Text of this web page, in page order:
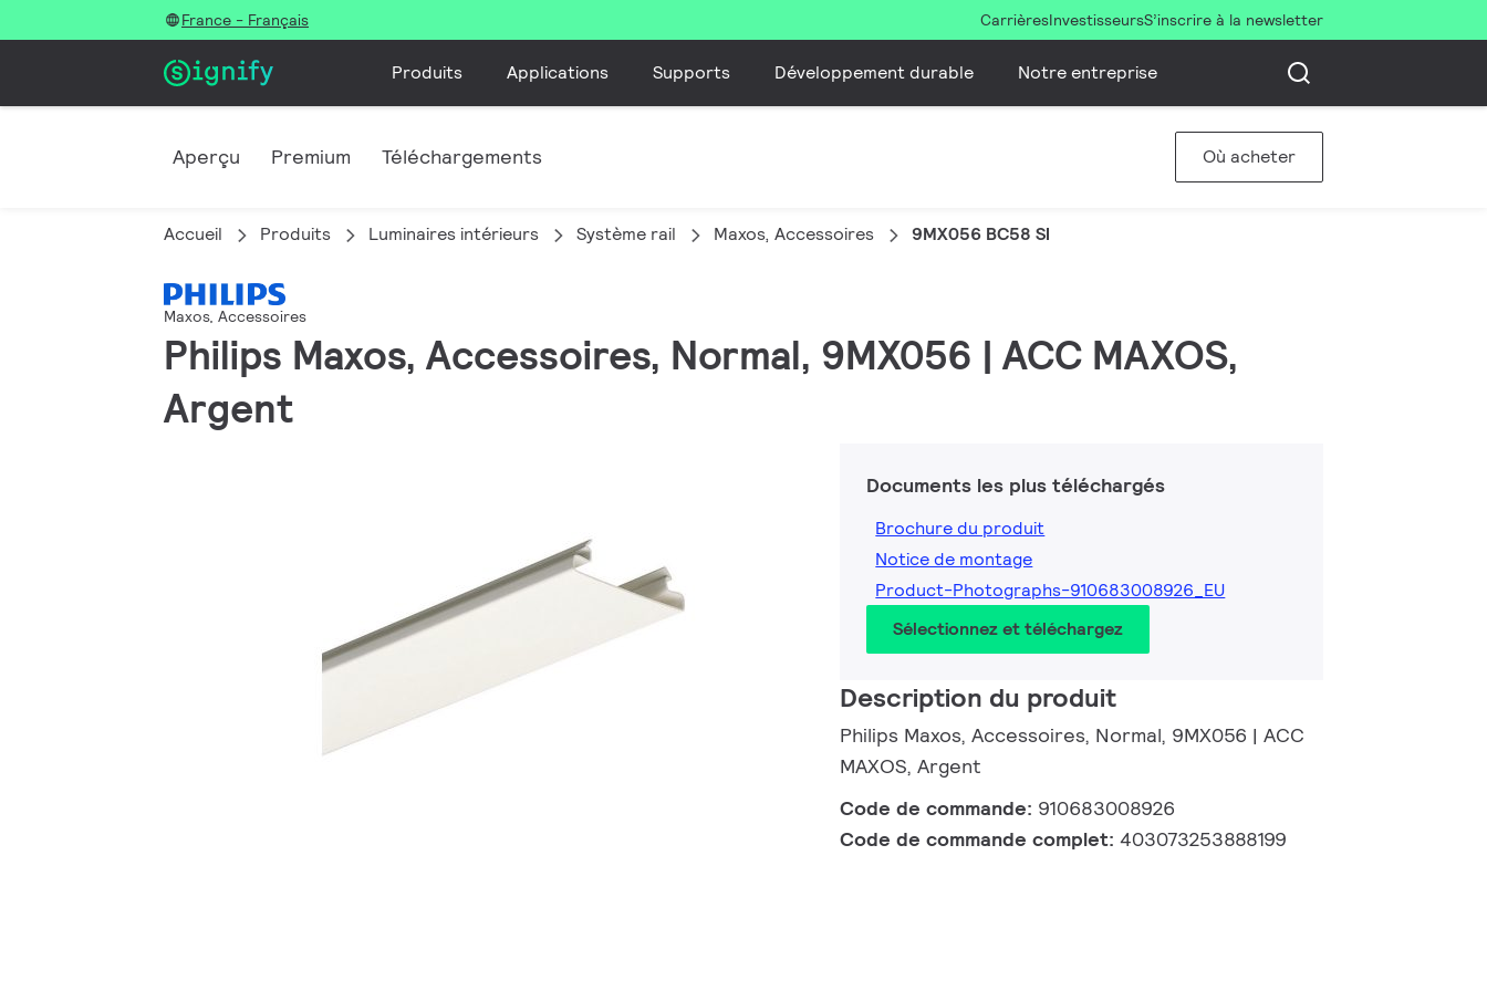
France - Français CarrièresInvestisseursS’inscrire à la newsletter
Produits Applications Supports Développement durable Notre entreprise
Aperçu Premium Téléchargements Où acheter
Accueil Produits Luminaires intérieurs Système rail Maxos, Accessoires 9MX056 BC58 SI
Maxos, Accessoires
Philips Maxos, Accessoires, Normal, 9MX056 | ACC MAXOS,
Argent
Documents les plus téléchargés
Brochure du produit
Notice de montage
Product-Photographs-910683008926_EU
Sélectionnez et téléchargez
Description du produit
Philips Maxos, Accessoires, Normal, 9MX056 | ACC
MAXOS, Argent
Code de commande: 910683008926
Code de commande complet:403073253888199